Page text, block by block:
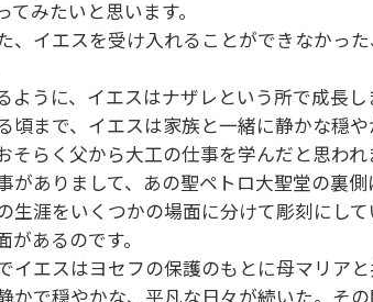
てみたいと思います。
、イエスを受け入れることができなかっ
ように、イエスはナザレという所で成長
頃まで、イエスは家族と一緒に静かな穏
そらく父から大工の仕事を学んだと思わ
がありまして、あの聖ペトロ大聖堂の裏
生涯をいくつかの場面に分けて彫刻にし
あるのです。
イエスはヨセフの保護のもとに母マリア
かで穏やかな、平凡な日々が続いた。そ